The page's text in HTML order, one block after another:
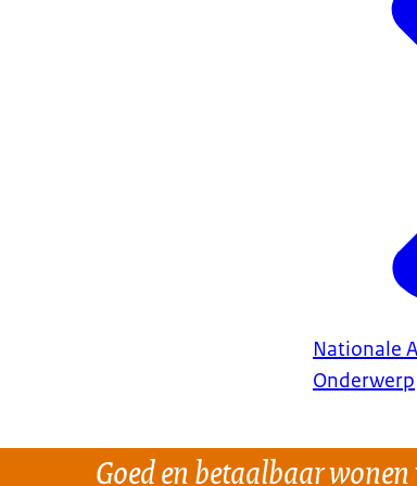
Nationale
Onderwerp
Goed en betaalbaar